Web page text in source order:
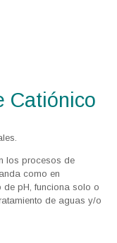
Catiónico
los procesos de
como en
de pH, funciona solo o
de aguas y/o